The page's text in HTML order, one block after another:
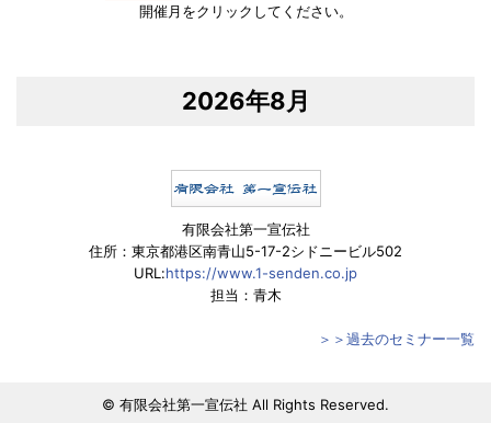
開催月をクリックしてください。
2026年8月
有限会社第一宣伝社
住所：東京都港区南青山5-17-2シドニービル502
URL:https://www.1-senden.co.jp
担当：青木
＞＞過去のセミナー一覧
© 有限会社第一宣伝社 All Rights Reserved.